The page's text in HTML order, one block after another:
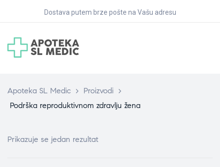
Dostava putem brze pošte na Vašu adresu
Apoteka SL Medic > Proizvodi >
Podrška reproduktivnom zdravlju žena
Prikazuje se jedan rezultat